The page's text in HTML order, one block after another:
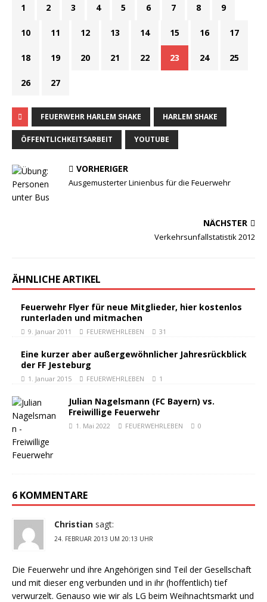
1 2 3 4 5 6 7 8 9
10 11 12 13 14 15 16 17
18 19 20 21 22 23 24 25
26 27
FEUERWEHR HARLEM SHAKE HARLEM SHAKE
ÖFFENTLICHKEITSARBEIT YOUTUBE
VORHERIGER
Ausgemusterter Linienbus für die Feuerwehr
NÄCHSTER
Verkehrsunfallstatistik 2012
ÄHNLICHE ARTIKEL
Feuerwehr Flyer für neue Mitglieder, hier kostenlos
runterladen und mitmachen
9. Januar 2011 FEUERWEHRLEBEN 31
Eine kurzer aber außergewöhnlicher Jahresrückblick
der FF Jesteburg
1. Januar 2015 FEUERWEHRLEBEN 1
Julian Nagelsmann (FC Bayern) vs.
Freiwillige Feuerwehr
1. Mai 2022 FEUERWEHRLEBEN 0
6 KOMMENTARE
Christian sagt:
24. FEBRUAR 2013 UM 20:13 UHR
Die Feuerwehr und ihre Angehörigen sind Teil der Gesellschaft
und mit dieser eng verbunden und in ihr (hoffentlich) tief
verwurzelt. Genauso wie wir als LG beim Weihnachtsmarkt und